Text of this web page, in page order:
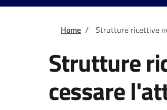
Briciole di
Home / Strutture ricettive
Strutture
cessare